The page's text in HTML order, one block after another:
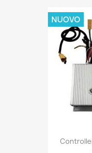
NUOVO